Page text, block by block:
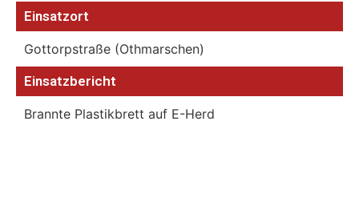
Einsatzort
Gottorpstraße (Othmarschen)
Einsatzbericht
Brannte Plastikbrett auf E-Herd